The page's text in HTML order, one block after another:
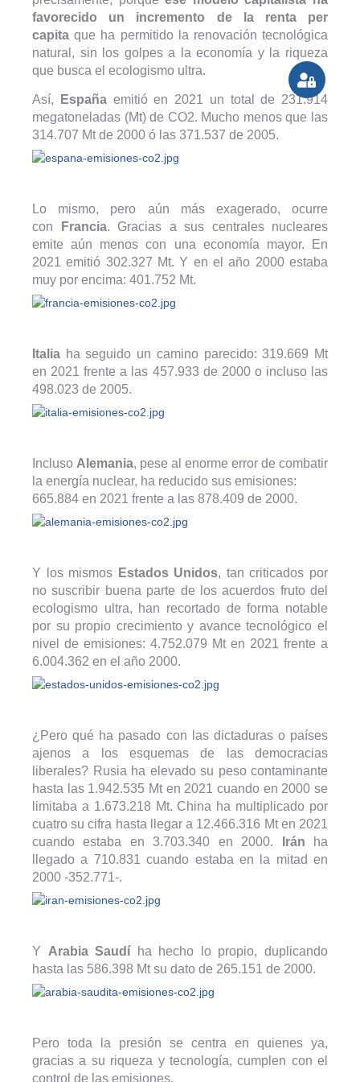
favorecido un incremento de la renta per
capita que ha permitido la renovación tecnológica
natural, sin los golpes a la economía y la riqueza
que busca el ecologismo ultra.
Así, Españaemitió en 2021 un total de 231.914
megatoneladas (Mt) de CO2. Mucho menos que las
314.707 Mt de 2000 ó las 371.537 de 2005.
Lo mismo, pero aún más exagerado, ocurre
con
Francia. Gracias a sus centrales nucleares
emite aún menos con una economía mayor. En
2021 emitió 302.327 Mt. Y en el año 2000 estaba
muy por encima: 401.752 Mt.
Italia ha seguido un camino parecido: 319.669 Mt
en 2021 frente a las 457.933 de 2000 o incluso las
498.023 de 2005.
Incluso Alemania, pese al enorme error de combatir
la energía nuclear, ha reducido sus emisiones:
665.884 en 2021 frente a las 878.409 de 2000.
Y los mismos Estados Unidos, tan criticados por
no suscribir buena parte de los acuerdos fruto del
ecologismo ultra, han recortado de forma notable
por su propio crecimiento y avance tecnológico el
nivel de emisiones: 4.752.079 Mt en 2021 frente a
6.004.362 en el año 2000.
¿Pero qué ha pasado con las dictaduras o países
ajenos a los esquemas de las democracias
liberales? Rusia ha elevado su peso contaminante
hasta las 1.942.535 Mt en 2021 cuando en 2000 se
limitaba a 1.673.218 Mt. China ha multiplicado por
cuatro su cifra hasta llegar a 12.466.316 Mt en 2021
cuando estaba en 3.703.340 en 2000.
Irán ha
llegado a 710.831 cuando estaba en la mitad en
2000 -352.771-.
Y Arabia Saudí ha hecho lo propio, duplicando
hasta las 586.398 Mt su dato de 265.151 de 2000.
Pero toda la presión se centra en quienes ya,
gracias a su riqueza y tecnología, cumplen con el
control de las emisiones.